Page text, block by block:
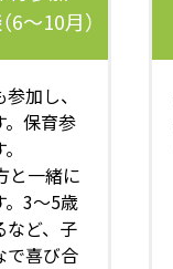
～10月）
加し、
。保育参
と一緒に
。3～5歳
など、子
で喜び合